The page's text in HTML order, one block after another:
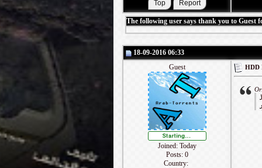
The following user says thank you to Guest
18-09-2016 06:33
Guest
Joined: Today
Posts: 0
Country: